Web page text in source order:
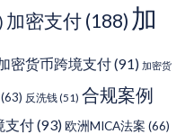
加密支付 (188) 加
密货币跨境支付(91) 加密货
(63) 反洗钱(51) 合规案例
支付(93)欧洲MICA法案 (66)